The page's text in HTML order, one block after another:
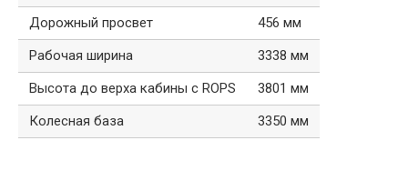
Дорожный просвет
456 мм
Рабочая ширина
3338 мм
Высота до верха кабины с ROPS
3801 мм
Колесная база
3350 мм